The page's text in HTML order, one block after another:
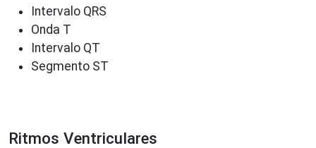
Intervalo QRS
Onda T
Intervalo QT
Segmento ST
Ritmos Ventriculares